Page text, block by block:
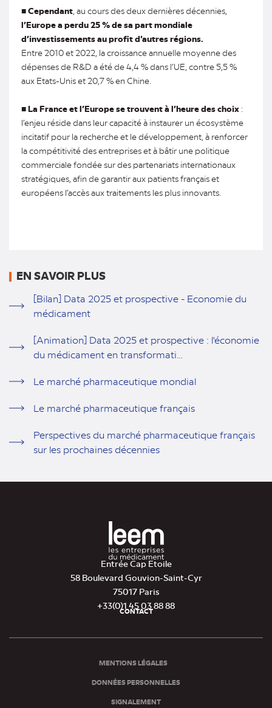
■Cependant , au cours des deux dernières décennies,
l’Europe a perdu 25 % de sa part mondiale
d’investissements au profit d’autres régions.
Entre 2010 et 2022, la croissance annuelle moyenne des
dépenses de R&D a été de 4,4 % dans l’UE, contre 5,5 %
aux Etats-Unis et 20,7 % en Chine.
■La France et l’Europe se trouvent à l’heure des choix :
l’enjeu réside dans leur capacité à instaurer un écosystème
incitatif pour la recherche et le développement, à renforcer
la compétitivité des entreprises et à bâtir une politique
commerciale fondée sur des partenariats internationaux
stratégiques, afin de garantir aux patients français et
européens l’accès aux traitements les plus innovants.
EN SAVOIR PLUS
[Bilan] Data 2025 et prospective - Economie du
médicament
[Animation] Data 2025 et prospective : l'économie
du médicament en transformati…
Le marché pharmaceutique mondial
Le marché pharmaceutique français
Perspectives du marché pharmaceutique français
sur les prochaines décennies
Entrée Cap Etoile
58 Boulevard Gouvion-Saint-Cyr
75017 Paris
+33(0)1 45 03 88 88
de
CONTACT
MENTIONS LÉGALES
DONNÉES PERSONNELLES
SIGNALEMENT